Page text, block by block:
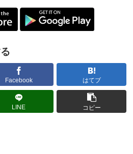
Facebook はてブ
LINE コピー